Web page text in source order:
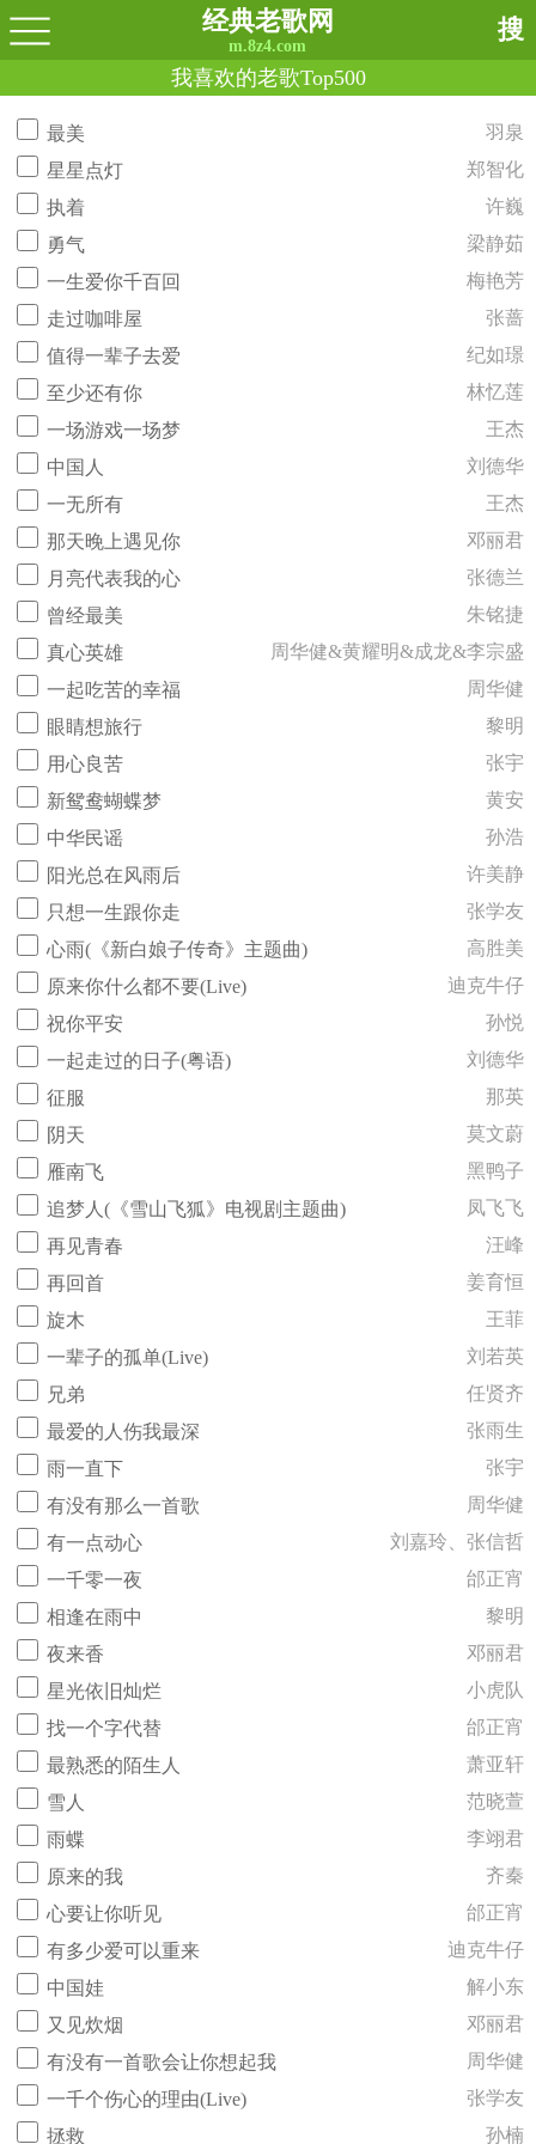
经典老歌网
m.8z4.com
搜
我喜欢的老歌Top500
最美
羽泉
星星点灯
郑智化
执着
许巍
勇气
梁静茹
一生爱你千百回
梅艳芳
走过咖啡屋
张蔷
值得一辈子去爱
纪如璟
至少还有你
林忆莲
一场游戏一场梦
王杰
中国人
刘德华
一无所有
王杰
那天晚上遇见你
邓丽君
月亮代表我的心
张德兰
曾经最美
朱铭捷
真心英雄
周华健&黄耀明&成龙&李宗盛
一起吃苦的幸福
周华健
眼睛想旅行
黎明
用心良苦
张宇
新鸳鸯蝴蝶梦
黄安
中华民谣
孙浩
阳光总在风雨后
许美静
只想一生跟你走
张学友
心雨(《新白娘子传奇》主题曲)
高胜美
原来你什么都不要(Live)
迪克牛仔
祝你平安
孙悦
一起走过的日子(粤语)
刘德华
征服
那英
阴天
莫文蔚
雁南飞
黑鸭子
追梦人(《雪山飞狐》电视剧主题曲)
凤飞飞
再见青春
汪峰
再回首
姜育恒
旋木
王菲
一辈子的孤单(Live)
刘若英
兄弟
任贤齐
最爱的人伤我最深
张雨生
雨一直下
张宇
有没有那么一首歌
周华健
有一点动心
刘嘉玲、张信哲
一千零一夜
邰正宵
相逢在雨中
黎明
夜来香
邓丽君
星光依旧灿烂
小虎队
找一个字代替
邰正宵
最熟悉的陌生人
萧亚轩
雪人
范晓萱
雨蝶
李翊君
原来的我
齐秦
心要让你听见
邰正宵
有多少爱可以重来
迪克牛仔
中国娃
解小东
又见炊烟
邓丽君
有没有一首歌会让你想起我
周华健
一千个伤心的理由(Live)
张学友
拯救
孙楠